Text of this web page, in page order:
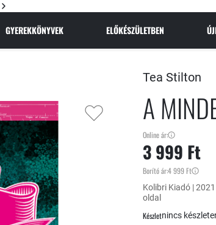
GYEREKKÖNYVEK ELŐKÉSZÜLETBEN
Tea Stilton
A
Online ár:
3 999 Ft
Borító ár:4 999 Ft
Kolibri Kiadó |
oldal
Készletnincs